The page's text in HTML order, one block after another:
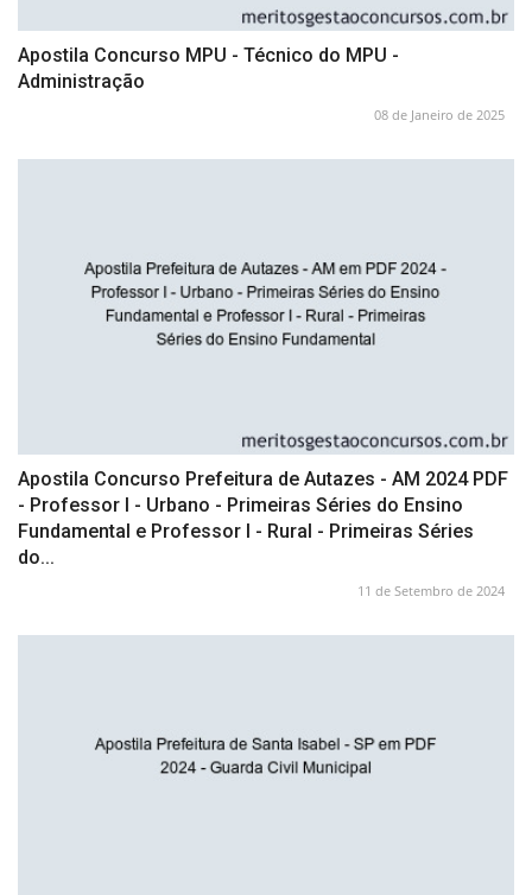
Apostila Concurso MPU - Técnico do MPU -
Administração
08 de Janeiro de 2025
Apostila Concurso Prefeitura de Autazes - AM 2024 PDF
- Professor I - Urbano - Primeiras Séries do Ensino
Fundamental e Professor I - Rural - Primeiras Séries
do...
11 de Setembro de 2024